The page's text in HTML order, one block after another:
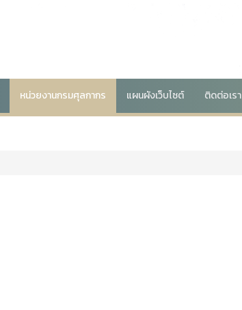
หน่วยงานกรมศุลกากร แผนผังเว็บไซต์ ติดต่อเรา